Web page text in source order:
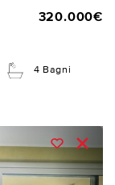
320.000€
4 Bagni